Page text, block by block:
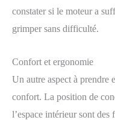
constater si le moteur a
grimper sans difficulté.
Confort et ergonomie
Un autre aspect à prendre
confort. La position de
l’espace intérieur sont